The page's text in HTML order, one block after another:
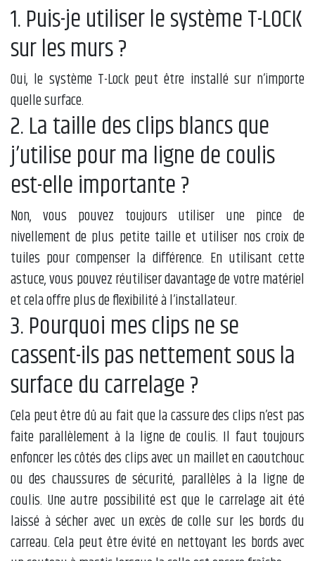
1. Puis-je utiliser le système T-LOCK
sur les murs ?
Oui, le système T-Lock peut être installé sur n’importe
quelle surface.
2. La taille des clips blancs que
j’utilise pour ma ligne de coulis
est-elle importante ?
Non, vous pouvez toujours utiliser une pince de
nivellement de plus petite taille et utiliser nos croix de
tuiles pour compenser la différence. En utilisant cette
astuce, vous pouvez réutiliser davantage de votre matériel
et cela offre plus de flexibilité à l’installateur.
3. Pourquoi mes clips ne se
cassent-ils pas nettement sous la
surface du carrelage ?
Cela peut être dû au fait que la cassure des clips n’est pas
faite parallèlement à la ligne de coulis. Il faut toujours
enfoncer les côtés des clips avec un maillet en caoutchouc
ou des chaussures de sécurité, parallèles à la ligne de
coulis. Une autre possibilité est que le carrelage ait été
laissé à sécher avec un excès de colle sur les bords du
carreau. Cela peut être évité en nettoyant les bords avec